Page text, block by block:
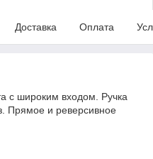
Доставка Оплата
с широким входом. Ручка
Прямое и реверсивное